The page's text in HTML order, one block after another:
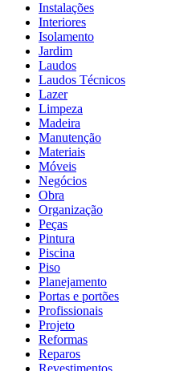
Instalações
Interiores
Isolamento
Jardim
Laudos
Laudos Técnicos
Lazer
Limpeza
Madeira
Manutenção
Materiais
Móveis
Negócios
Obra
Organização
Peças
Pintura
Piscina
Piso
Planejamento
Portas e portões
Profissionais
Projeto
Reformas
Reparos
Revestimentos